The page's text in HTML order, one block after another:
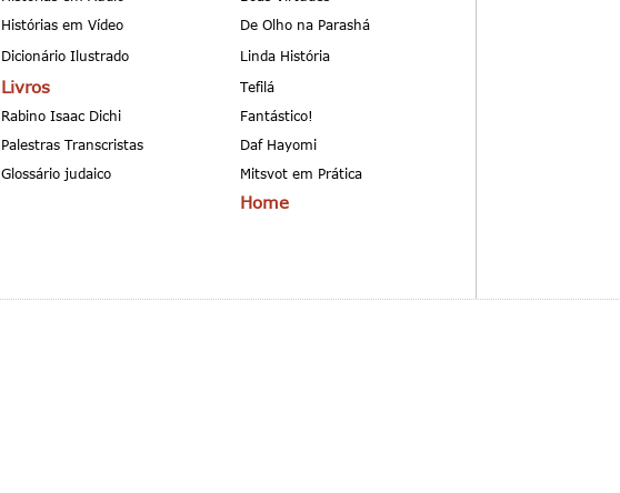
Histórias em Vídeo De Olho na Parashá
Dicionário Ilustrado
Linda História
Livros
Tefilá
Rabino Isaac Dichi
Fantástico!
Palestras Transcristas
Daf Hayomi
Glossário judaico
Mitsvot em Prática
Home